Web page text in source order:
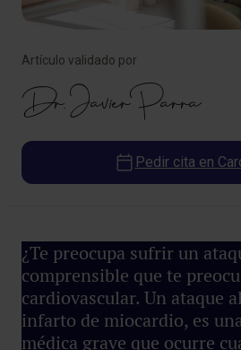
¿Te preocupa sufrir un
comprensible que te
cardiovascular. Un ataque
infarto de miocardio, es
médica grave que ocurre
Artículo validado por
Dr. Javier Parra
Pedir cita en